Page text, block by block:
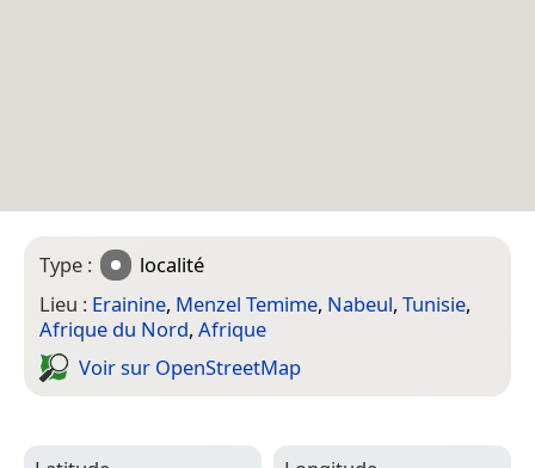
Type :
localité
Lieu : Erainine, Menzel Temime, Nabeul, Tunisie,
Afrique du Nord, Afrique
Voir sur Open­Street­Map